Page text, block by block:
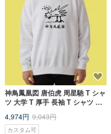
神鳥鳳凰図 唐伯虎 周星馳 T シャ
ツ 大学 T 厚手 長袖 T シャツ 子
4,974円 9,043円
カスタム可